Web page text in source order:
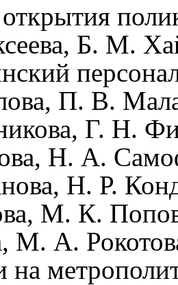
Б. М.
П. В.
Г. Н.
Н. А.
Н. Р.
М. К.
М. А.